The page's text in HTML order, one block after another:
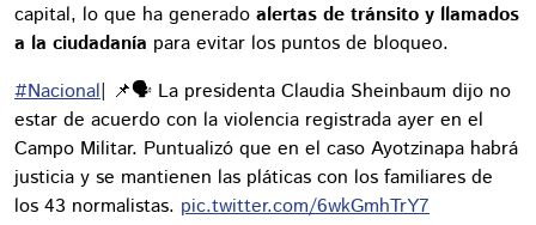
capital, lo que ha generado alertas de tránsito y llamados
a la ciudadanía para evitar los puntos de bloqueo.
#Nacional| 📌🗣️ La presidenta Claudia Sheinbaum dijo no
estar de acuerdo con la violencia registrada ayer en el
Campo Militar. Puntualizó que en el caso Ayotzinapa habrá
justicia y se mantienen las pláticas con los familiares de
los 43 normalistas. pic.twitter.com/6wkGmhTrY7